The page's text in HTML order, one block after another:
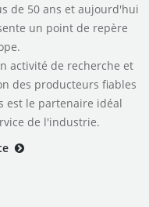
de 50 ans et aujourd'hui
un point de repère
activité de recherche et
des producteurs fiables
est le partenaire idéal
de l'industrie.